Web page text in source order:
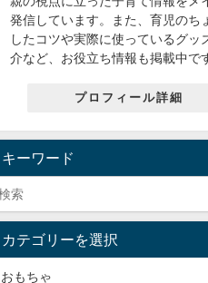
発信しています。また、育児のち
したコツや実際に使っているグッ
介など、お役立ち情報も掲載中で
プロフィール詳細
キーワード
カテゴリーを選択
おもちゃ